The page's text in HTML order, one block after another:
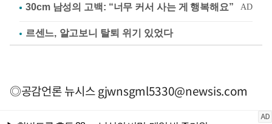
르센느, 알고보니 탈퇴 위기 있었다
◎공감언론 뉴시스gjwnsgml5330@newsis.com